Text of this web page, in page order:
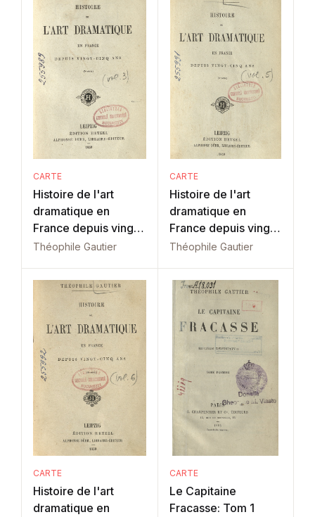
CARTE
Histoire de l'art
dramatique en
France depuis vingt-
cinq ans: Vol. 4
Théophile Gautier
CARTE
Histoire de l'art
dramatique en
France depuis vingt-
cinq ans: Vol. 5
Théophile Gautier
CARTE
Histoire de l'art
dramatique en
CARTE
Le Capitaine
Fracasse: Tom 1